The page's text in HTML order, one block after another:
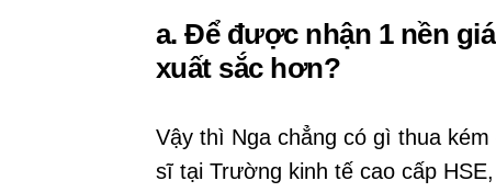
a. Để được nhận 1 nền
xuất sắc hơn?
Vậy thì Nga chẳng có gì thua
sĩ tại Trường kinh tế cao cấp